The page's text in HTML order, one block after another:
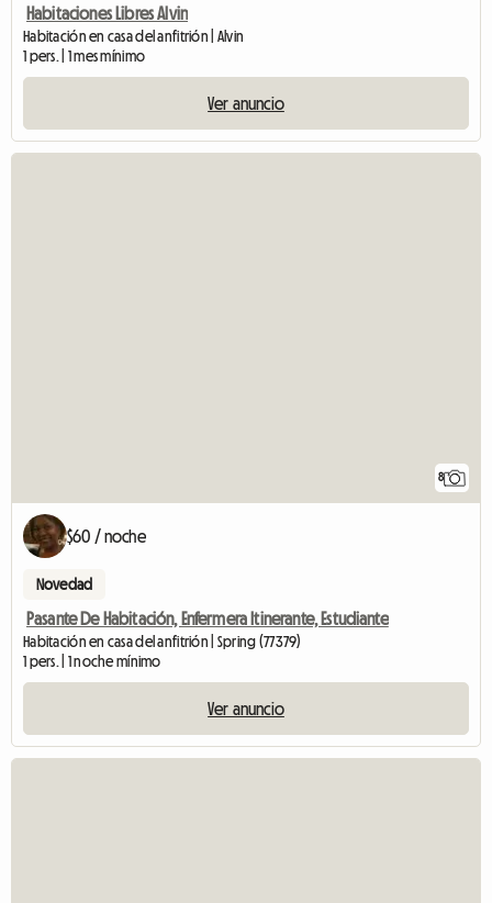
Habitaciones Libres Alvin
Habitación en casa del anfitrión | Alvin
1 pers. | 1 mes mínimo
Ver anuncio
8
$60 / noche
Novedad
Pasante De Habitación, Enfermera Itinerante, Estudiante
Habitación en casa del anfitrión | Spring (77379)
1 pers. | 1 noche mínimo
Ver anuncio